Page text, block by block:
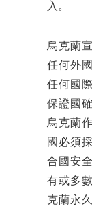
入。
烏克蘭
任何外
任何國
保證國
烏克蘭
國必須
合國安
有或多
克蘭永